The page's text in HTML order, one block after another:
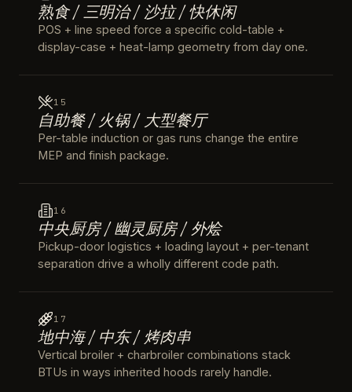
熟食 / 三明治 / 沙拉 / 快休闲
POS + line speed force a specific cold-table +
display-case + heat-lamp geometry from day one.
15
自助餐 / 火锅 / 大型餐厅
Per-table induction or gas runs change the entire
MEP and finish package.
16
中央厨房 / 幽灵厨房 / 外烩
Pickup-door logistics + loading layout + per-tenant
separation drive a wholly different code path.
17
地中海 / 中东 / 烤肉串
Vertical broiler + charbroiler combinations stack
BTUs in ways inherited hoods rarely handle.